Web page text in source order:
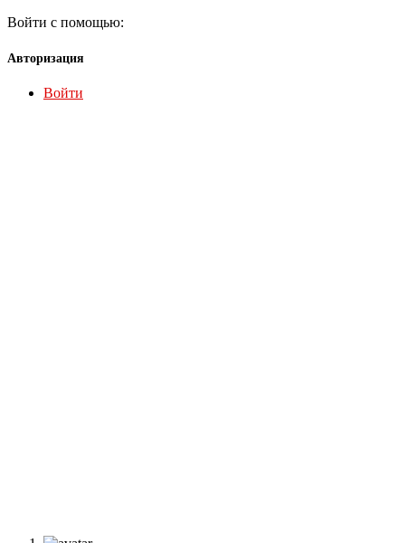
Войти с помощью:
Авторизация
Войти